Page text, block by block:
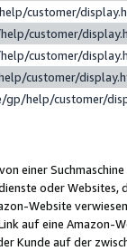
customer/
customer/
customer/
customer/
help/customer/
einer
oder Websites,
Website
auf eine
Kunde auf der